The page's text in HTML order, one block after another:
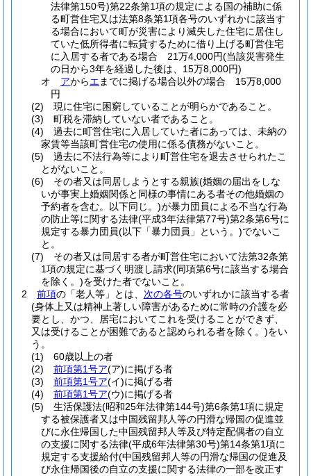
法律第150号)第22条第1項の規定による国の補助に係
る町営住宅又は法第8条第1項各号のいずれかに該当す
る場合において町が災害により滅失した住宅に居住し
ていた低所得者に転貸するために借り上げる町営住宅
に入居する者である場合 21万4,000円(当該災害発生
の日から3年を経過した後は、15万8,000円)
オ
アからエ までに掲げる場合以外の場合 15万8,000
円
(2)
現に住宅に困窮していることが明らかであること。
(3)
町税を滞納していない者であること。
(4)
過去に町営住宅に入居していた者にあっては、未納の
家賃等当該町営住宅の使用に係る債務がないこと。
(5)
過去に不法行為等により町営住宅を退去させられたこ
とがないこと。
(6)
その者又は同居しようとする親族(婚姻の届出をしな
いが事実上婚姻関係と同様の事情にある者その他婚姻の
予約者を含む。以下同じ。)が暴力団員による不当な行為
の防止等に関する法律(平成3年法律第77号)第2条第6号に
規定する暴力団員(以下「暴力団員」という。)でないこ
と。
(7)
その者又は同居する者が町営住宅において法第32条第
1項の規定に基づく明渡し請求(同項第6号に該当する場合
を除く。)を受けた者でないこと。
2
前項の「老人等」とは、 次の各号のいずれかに該当する者
(身体上又は精神上著しい障害があるために常時の介護を必
要とし、かつ、居宅においてこれを受けることができず、
又は受けることが困難であると認められる者を除く。)をい
う。
(1)
60歳以上の者
(2)
前項第1号ア(ア)に掲げる者
(3)
前項第1号ア(イ)に掲げる者
(4)
前項第1号ア(ウ)に掲げる者
(5)
生活保護法(昭和25年法律第144号)第6条第1項に規定
する被保護者又は中国残留邦人等の円滑な帰国の促進並
びに永住帰国した中国残留邦人等及び特定配偶者の自立
の支援に関する法律(平成6年法律第30号)第14条第1項に
規定する支援給付(中国残留邦人等の円滑な帰国の促進及
び永住帰国後の自立の支援に関する法律の一部を改正す